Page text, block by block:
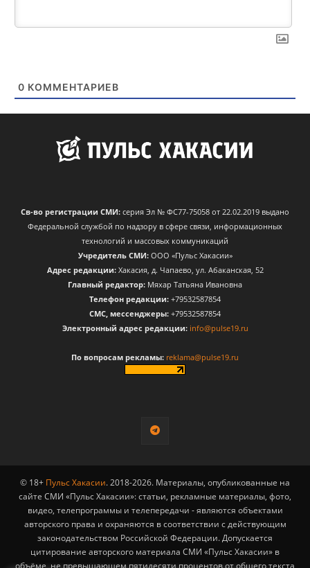
0 КОММЕНТАРИЕВ
Св-во регистрации СМИ: серия Эл № ФС77-75058 от 22.02.2019 выдано
Федеральной службой по надзору в сфере связи, информационных
технологий и массовых коммуникаций
Учредитель СМИ:ООО «Пульс Хакасии»
Адрес редакции:Хакасия, д. Чапаево, ул. Абаканская, 52
Главный редактор: Мяхар Татьяна Ивановна
Телефон редакции: +79532587854
CМС, мессенджеры: +79532587854
Электронный адрес редакции: info@pulse19.ru
По вопросам рекламы: reklama@pulse19.ru
© 18+ Пульс Хакасии. 2018-2026. Материалы, опубликованные на
сайте СМИ «Пульс Хакасии»: статьи, рекламные материалы, фото,
видео, телепрограммы и телепередачи - являются объектами
авторского права и охраняются в соответствии с действующим
законодательством Российской Федерации. Допускается
цитирование авторского материала СМИ «Пульс Хакасии» в
объёме, не превышающем пятидесяти процентов от общего текста